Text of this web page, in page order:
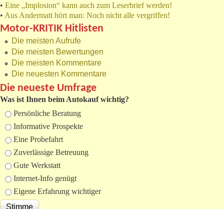
• Eine „Implosion“ kann auch zum Leserbrief werden!
• Aus Andermatt hört man: Noch nicht alle vergriffen!
Motor-KRITIK Hitlisten
Die meisten Aufrufe
Die meisten Bewertungen
Die meisten Kommentare
Die neuesten Kommentare
Die neueste Umfrage
Was ist Ihnen beim Autokauf wichtig?
Auswahlmöglichkeiten
Persönliche Beratung
Informative Prospekte
Eine Probefahrt
Zuverlässige Betreuung
Gute Werkstatt
Internet-Info genügt
Eigene Erfahrung wichtiger